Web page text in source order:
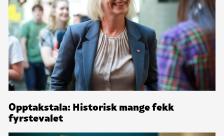
Opptakstala: Historisk mange fekk
fyrstevalet